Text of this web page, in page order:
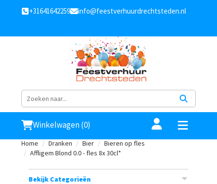
+31641642259 info@feestverhuurdrechtsteden.nl
Winkelwagen (0)
Home Dranken Bier
Bieren op fles
Affligem Blond 0.0 - fles 8x 30cl*
Bekijk Categorieën